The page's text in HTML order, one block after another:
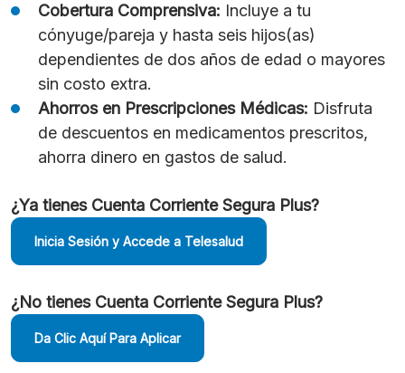
Cobertura Comprensiva: Incluye a tu
cónyuge/pareja y hasta seis hijos(as)
dependientes de dos años de edad o mayores
sin costo extra.
Ahorros en Prescripciones Médicas: Disfruta
de descuentos en medicamentos prescritos,
ahorra dinero en gastos de salud.
¿Ya tienes Cuenta Corriente Segura Plus?
Inicia Sesión y Accede a Telesalud
¿No tienes Cuenta Corriente Segura Plus?
Da Clic Aquí Para Aplicar